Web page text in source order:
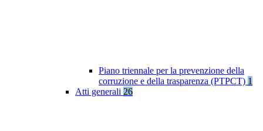
Piano triennale per la prevenzione della
corruzione e della trasparenza (PTPCT) 1
Atti generali 26